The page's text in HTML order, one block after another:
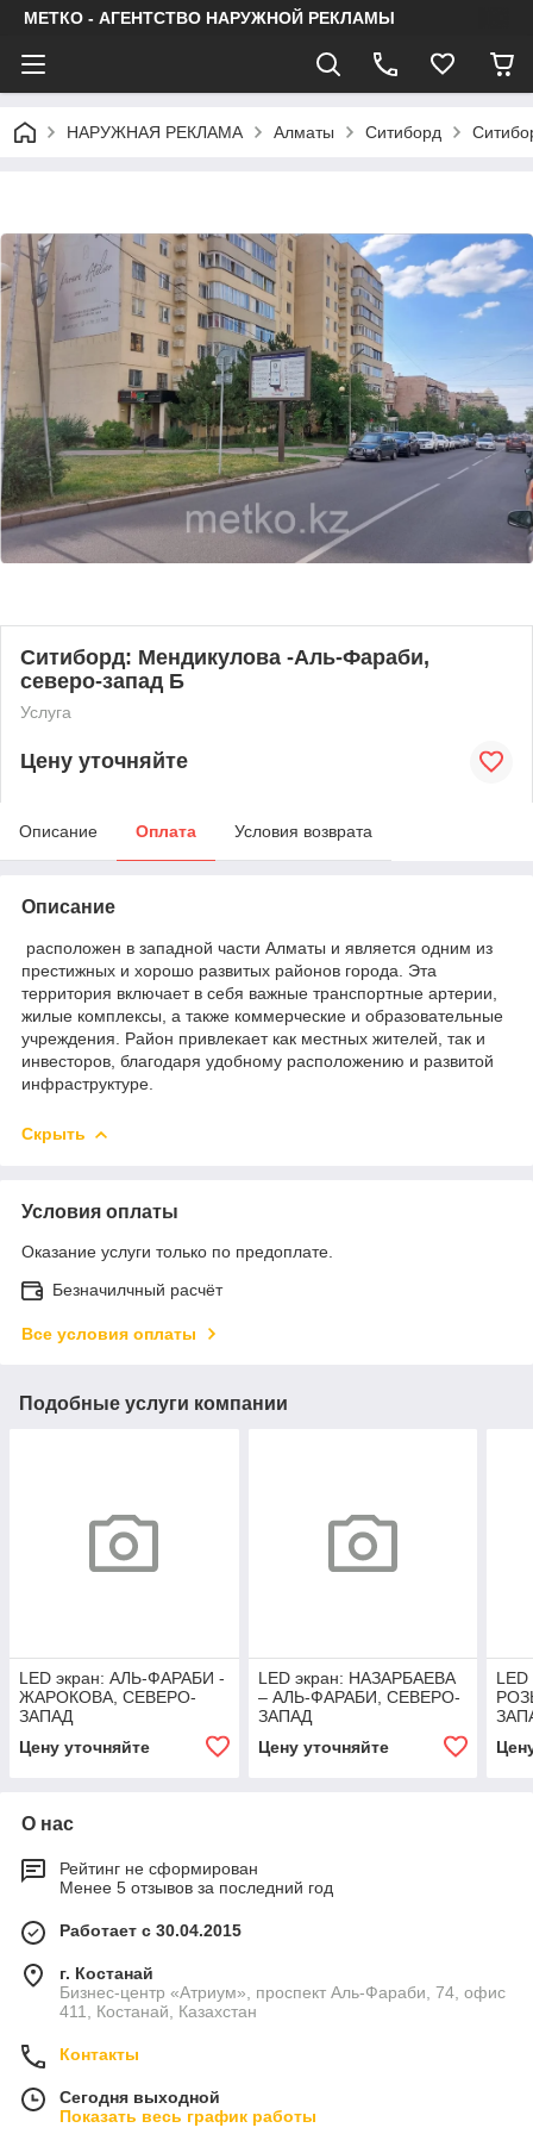
МЕТКО - АГЕНТСТВО НАРУЖНОЙ РЕКЛАМЫ
НАРУЖНАЯ РЕКЛАМА Алматы Ситиборд
Ситиборд: Мендикулова -Аль-Фараби,
северо-запад Б
Услуга
Цену уточняйте
Описание Оплата Условия возврата
Описание
расположен в западной части Алматы и является одним из
престижных и хорошо развитых районов города. Эта
территория включает в себя важные транспортные артерии,
жилые комплексы, а также коммерческие и образовательные
учреждения. Район привлекает как местных жителей, так и
инвесторов, благодаря удобному расположению и развитой
инфраструктуре.
Скрыть
Условия оплаты
Оказание услуги только по предоплате.
Безначилчный расчёт
Все условия оплаты
Подобные услуги компании
LED экран: АЛЬ-ФАРАБИ -
ЖАРОКОВА, СЕВЕРО-
ЗАПАД
Цену уточняйте
LED экран: НАЗАРБАЕВА
– АЛЬ-ФАРАБИ, СЕВЕРО-
ЗАПАД
Цену уточняйте
О нас
Рейтинг не сформирован
Менее 5 отзывов за последний год
Работает с 30.04.2015
г. Костанай
Бизнес-центр «Атриум», проспект Аль-Фараби, 74, офис
411, Костанай, Казахстан
Контакты
Сегодня выходной
Показать весь график работы